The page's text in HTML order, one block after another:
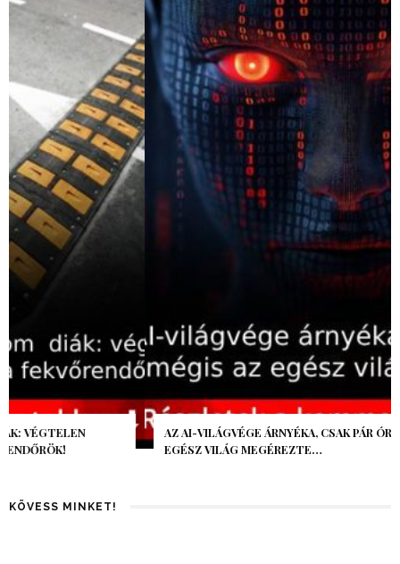
AZ AI-VILÁGVÉGE ÁRNYÉKA, CSAK PÁR ÓRA VOLT, MÉGIS AZ
EGÉSZ VILÁG MEGÉREZTE…
KÖVESS MINKET!